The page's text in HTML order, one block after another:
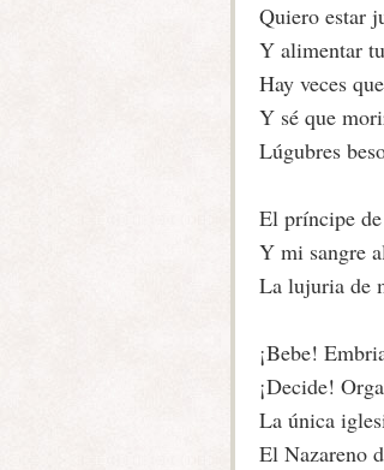
Quiero estar
Y alimentar
Hay veces
Y sé que
Lúgubres
El príncipe
Y mi sangre
La lujuria de
¡Bebe!
¡Decide!
La única
El Nazareno